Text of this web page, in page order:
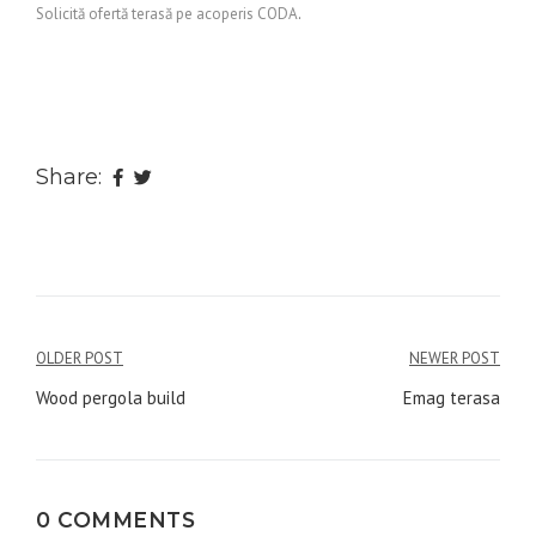
Solicită ofertă terasă pe acoperis CODA.
Share:
Navigare
în
OLDER POST
Wood pergola build
NEWER POST
Emag terasa
0 COMMENTS